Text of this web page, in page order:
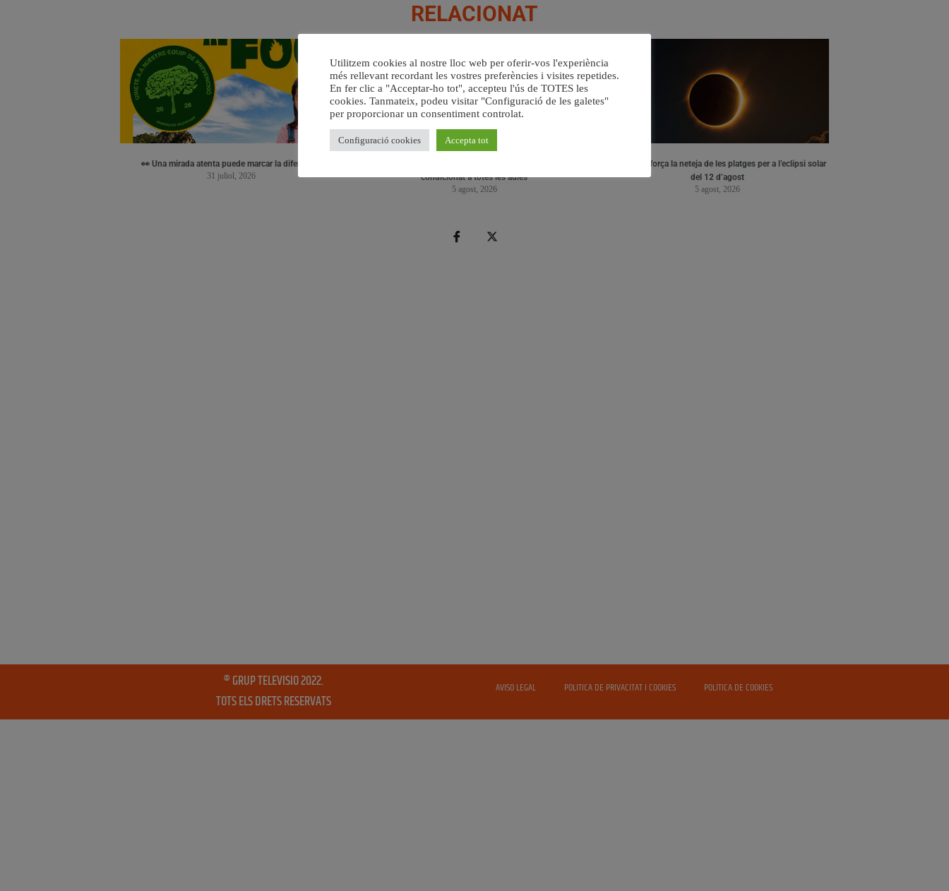
RELACIONAT
👀 Una mirada atenta puede marcar la diferencia.
31 juliol, 2026
condicionat a totes les aules
5 agost, 2026
València reforça la neteja de les platges per a l’eclipsi solar
del 12 d’agost
5 agost, 2026
Utilitzem cookies al nostre lloc web per oferir-vos l'experiència
més rellevant recordant les vostres preferències i visites repetides.
En fer clic a "Acceptar-ho tot", accepteu l'ús de TOTES les
cookies. Tanmateix, podeu visitar "Configuració de les galetes"
per proporcionar un consentiment controlat.
Configuració cookies Accepta tot
® GRUP TELEVISIO 2022.
TOTS ELS DRETS RESERVATS
AVISO LEGAL POLITICA DE PRIVACITAT I COOKIES POLÍTICA DE COOKIES